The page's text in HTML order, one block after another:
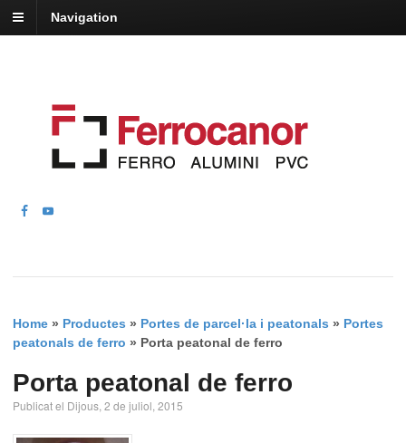
Navigation
Home » Productes » Portes de parcel·la i peatonals » Portes
peatonals de ferro » Porta peatonal de ferro
Porta peatonal de ferro
Publicat el Dijous, 2 de juliol, 2015